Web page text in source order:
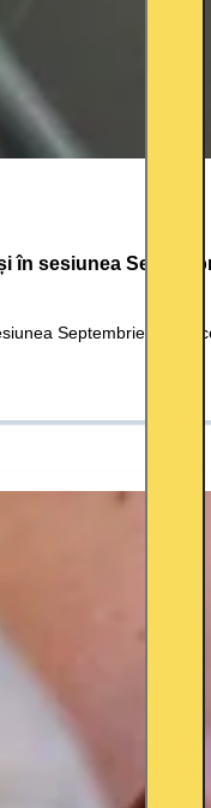
în sesiunea
Septembrie 2025